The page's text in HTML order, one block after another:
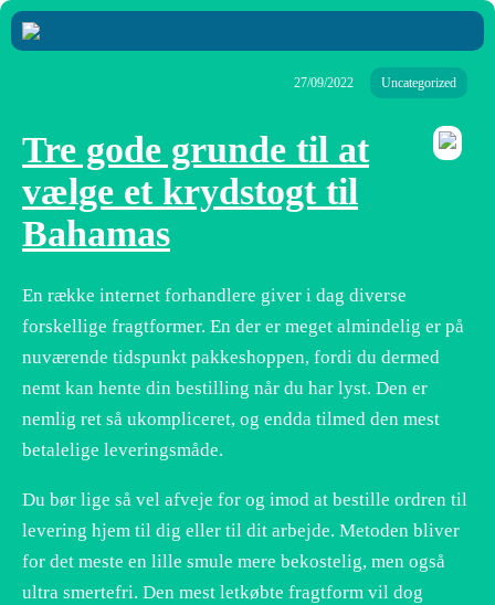
27/09/2022 Uncategorized
Tre gode grunde til at
vælge et krydstogt til
Bahamas
En række internet forhandlere giver i dag diverse
forskellige fragtformer. En der er meget almindelig er på
nuværende tidspunkt pakkeshoppen, fordi du dermed
nemt kan hente din bestilling når du har lyst. Den er
nemlig ret så ukompliceret, og endda tilmed den mest
betalelige leveringsmåde.
Du bør lige så vel afveje for og imod at bestille ordren til
levering hjem til dig eller til dit arbejde. Metoden bliver
for det meste en lille smule mere bekostelig, men også
ultra smertefri. Den mest letkøbte fragtform vil dog